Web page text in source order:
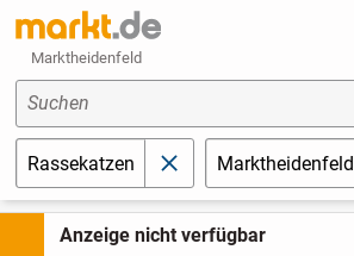
Marktheidenfeld
Anzeige nicht verfügbar
Suchen
Rassekatzen schließenMarktheidenfeld